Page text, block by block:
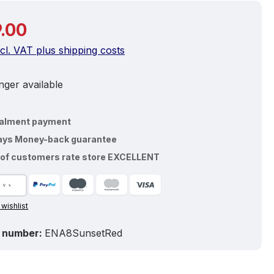
VAT plus shipping costs
available
payment
Money-back guarantee
of customers rate store EXCELLENT
ENA8SunsetRed